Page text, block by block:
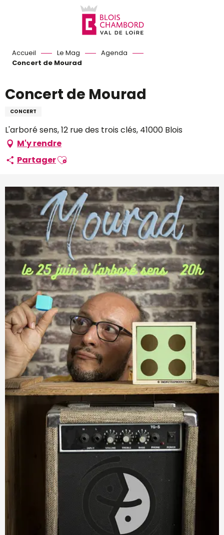
Accueil Le Mag
Agenda
Concert de Mourad
Concert de Mourad
CONCERT
L'arboré sens, 12 rue des trois clés, 41000 Blois
M'y rendre
PartagerAjouter aux favoris